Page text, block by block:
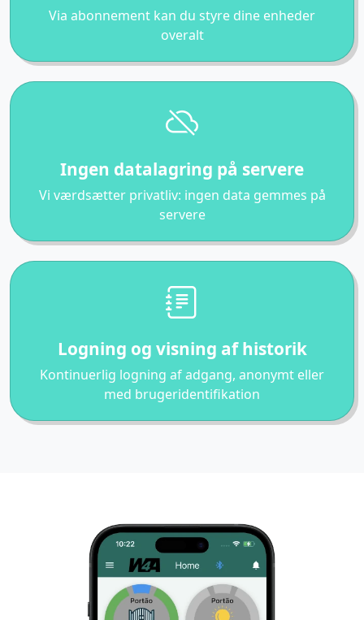
Via abonnement kan du styre dine enheder
overalt
Ingen datalagring på servere
Vi værdsætter privatliv: ingen data gemmes på
servere
Logning og visning af historik
Kontinuerlig logning af adgang, anonymt eller
med brugeridentifikation